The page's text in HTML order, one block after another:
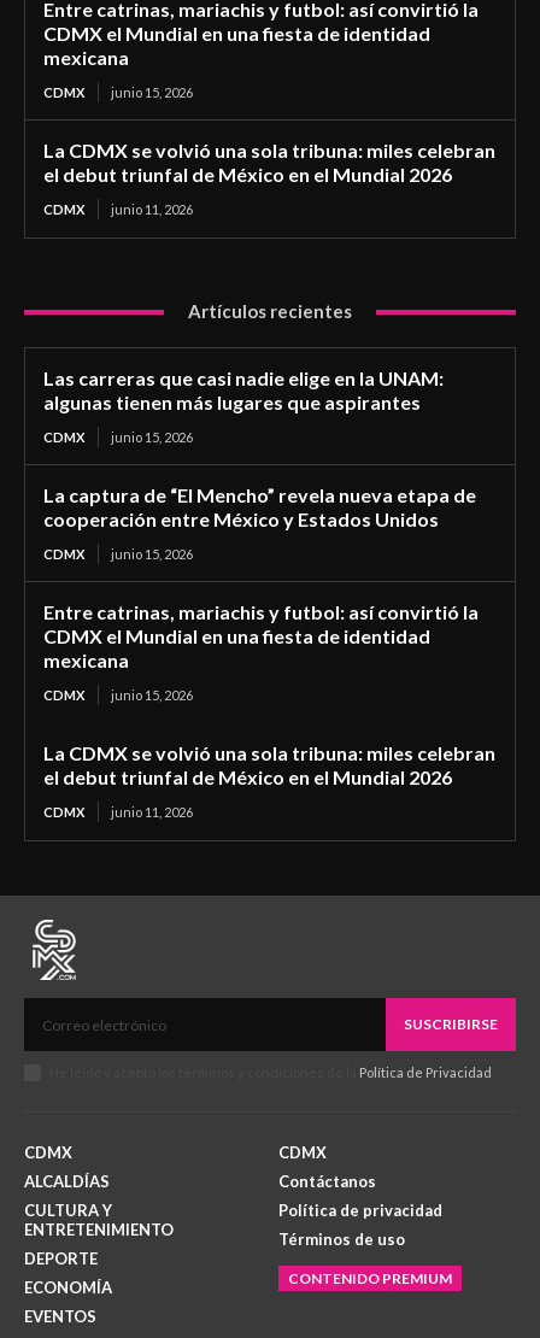
Entre catrinas, mariachis y futbol: así convirtió la
CDMX el Mundial en una fiesta de identidad
mexicana
CDMX junio 15, 2026
La CDMX se volvió una sola tribuna: miles celebran
el debut triunfal de México en el Mundial 2026
CDMX junio 11, 2026
Artículos recientes
Las carreras que casi nadie elige en la UNAM:
algunas tienen más lugares que aspirantes
CDMX junio 15, 2026
La captura de “El Mencho” revela nueva etapa de
cooperación entre México y Estados Unidos
CDMX junio 15, 2026
Entre catrinas, mariachis y futbol: así convirtió la
CDMX el Mundial en una fiesta de identidad
mexicana
CDMX junio 15, 2026
La CDMX se volvió una sola tribuna: miles celebran
el debut triunfal de México en el Mundial 2026
CDMX junio 11, 2026
SUSCRIBIRSE
Política de Privacidad
CDMX
ALCALDÍAS
CULTURA Y
ENTRETENIMIENTO
DEPORTE
ECONOMÍA
EVENTOS
CDMX
Contáctanos
Política de privacidad
Términos de uso
CONTENIDO PREMIUM